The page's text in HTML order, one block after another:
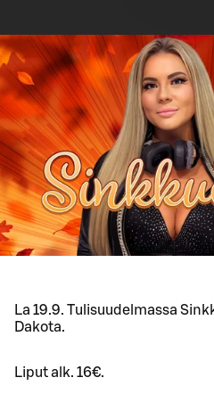
La 19.9. Tulisuudelmassa
Dakota.
Liput alk. 16€.